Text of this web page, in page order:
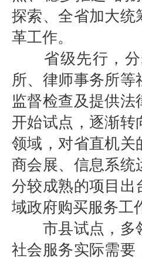
探索、全省加大统
革工作。
省级先行，分
所、律师事务所
监督检查及提供
开始试点，逐渐转
领域，对省直机关
商会展、信息系统
分较成熟的项目出
域政府购买服务工
市县试点，多领
社会服务实际需要